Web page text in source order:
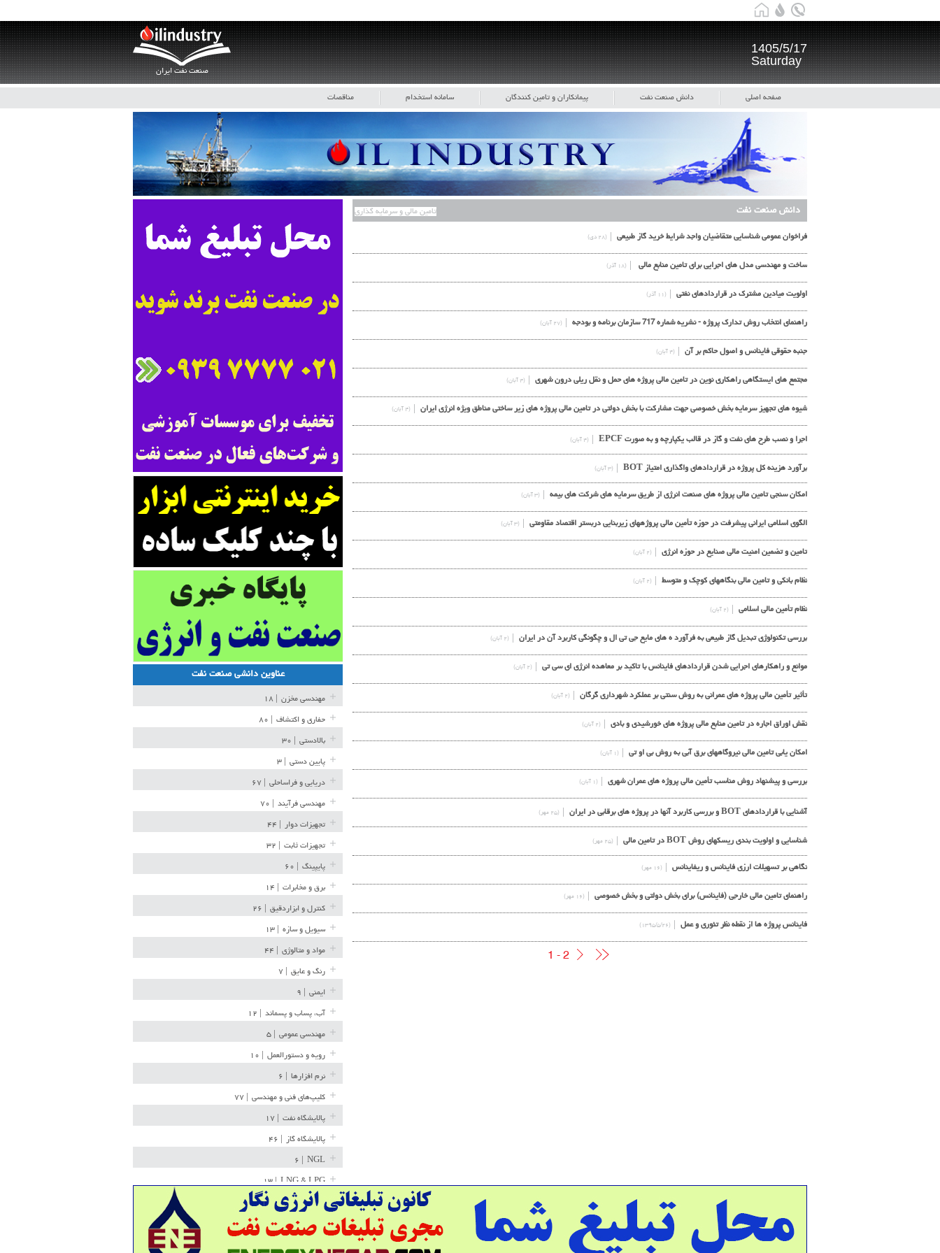
صنعت نفت ایران
1405/5/17
Saturday
صفحه اصلی دانش صنعت نفت پیمانکاران و تامین کنندگان سامانه استخدام مناقصات
دانش صنعت نفت تامین مالی و سرمایه گذاری
فراخوان عمومی شناسایی متقاضیان واجد شرایط خرید گاز طبیعی (۲۸ دی)
ساخت و مهندسی مدل های اجرایی برای تامین منابع مالی (۱۸ آذر)
اولویت میادین مشترک در قراردادهای نفتی (۱۱ آذر)
راهنمای انتخاب روش تدارک پروژه - نشریه شماره 717 سازمان برنامه و بودجه (۲۷ آبان)
جنبه حقوقی فاینانس و اصول حاکم بر آن (۴ آبان)
مجتمع های ایستگاهی راهکاری نوین در تامین مالی پروژه های حمل و نقل ریلی درون شهری (۴ آبان)
شیوه های تجهیز سرمایه بخش خصوصی جهت مشارکت با بخش دولتی در تامین مالی پروژه های زیر ساختی مناطق ویژه انرژی ایران (۴ آبان)
اجرا و نصب طرح های نفت و گاز در قالب یکپارچه و به صورت EPCF (۴ آبان)
برآورد هزینه کل پروژه در قراردادهای واگذاری امتیاز BOT (۳ آبان)
امکان سنجی تامین مالی پروژه های صنعت انرژی از طریق سرمایه های شرکت های بیمه (۳ آبان)
الگوی اسلامی ایرانی پیشرفت در حوزه تأمین مالی پروژههای زیربنایی دربستر اقتصاد مقاومتی (۳ آبان)
تامین و تضمین امنیت مالی صنایع در حوزه انرژی (۲ آبان)
نظام بانکي و تامين مالي بنگاههاي کوچک و متوسط (۲ آبان)
نظام تأمین مالی اسلامی (۲ آبان)
بررسی تکنولوژي تبدیل گاز طبیعی به فرآورد ه هاي مایع جی تی ال و چگونگی کاربرد آن در ایران (۲ آبان)
موانع و راهکارهای اجرایی شدن قراردادهای فاینانس با تاکید بر معاهده انرژی ای سی تی (۲ آبان)
تأثیر تأمین مالی پروژه هاي عمرانی به روش سنتی بر عملکرد شهرداري گرگان (۲ آبان)
نقش اوراق اجاره در تامين منابع مالي پروژه هاي خورشيدي و بادي (۲ آبان)
امکان یابی تامین مالی نیروگاههای برق آبی به روش بی او تی (۱ آبان)
بررسي و پيشنهاد روش مناسب تأمين مالي پروژه هاي عمران شهري (۱ آبان)
آشنایی با قراردادهای BOT و بررسی کاربرد آنها در پروژه های برقابی در ایران (۲۵ مهر)
شناسايي و اولويت بندي ريسكهاي روش BOT در تامین مالی (۲۵ مهر)
نگاهی بر تسهیلات ارزی فاینانس و ریفاینانس (۱۶ مهر)
راهنمای تامین مالی خارجی (فاینانس) برای بخش دولتی و بخش خصوصی (۱۶ مهر)
فاینانس پروژه ها از نقطه نظر تئوری و عمل (۱۳۹۵/۵/۲۶)
1 - 2
عناوین دانشی صنعت نفت
مهندسی مخزن
حفاری و اکتشاف
بالادستی
پایین دستی
دریایی و فراساحلی
مهندسی فرآیند
تجهیزات دوار
تجهیزات ثابت
پایپینگ
برق و مخابرات
کنترل و ابزاردقیق
سیویل و سازه
مواد و متالوژی
رنگ و عایق
ایمنی
آب، پساب و پسماند
مهندسی عمومی
رویه و دستورالعمل
نرم افزارها
کلیپ‌های فنی و مهندسی
پالایشگاه نفت
پالایشگاه گاز
NGL
LNG & LPG | ۱۳
خط لوله | ۳۶
مخازن ذخیره